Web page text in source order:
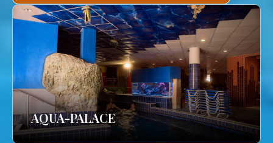
AQUA-PALACE